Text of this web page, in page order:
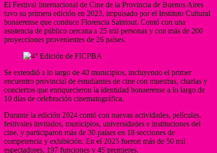
El Festival Internacional de Cine de la Provincia de Buenos Aires
tuvo su primera edición en 2023, impulsado por el Instituto Cultural
bonaerense que conduce Florencia Saintout. Contó con una
asistencia de público cercana a 25 mil personas y con más de 200
proyecciones provenientes de 26 países.
Se extendió a lo largo de 40 municipios, incluyendo el primer
encuentro provincial de estudiantes de cine con muestras, charlas y
conciertos que enriquecieron la identidad bonaerense a lo largo de
10 días de celebración cinematográfica.
Durante la edición 2024 contó con nuevas actividades, películas,
festivales invitados, municipios, universidades e instituciones del
cine, y participaron más de 30 países en 18 secciones de
competencia y exhibición. En el 2025 fueron más de 50 mil
espectadores, 197 funciones y 45 premieres.